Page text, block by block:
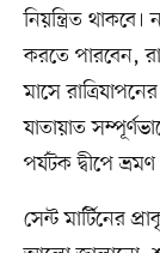
নিয়ন্ত্রিত
করতে পারবেন,
মাসে
যাতায়াত
পর্যটক দ্বীপে
সেন্ট মার্টিনের